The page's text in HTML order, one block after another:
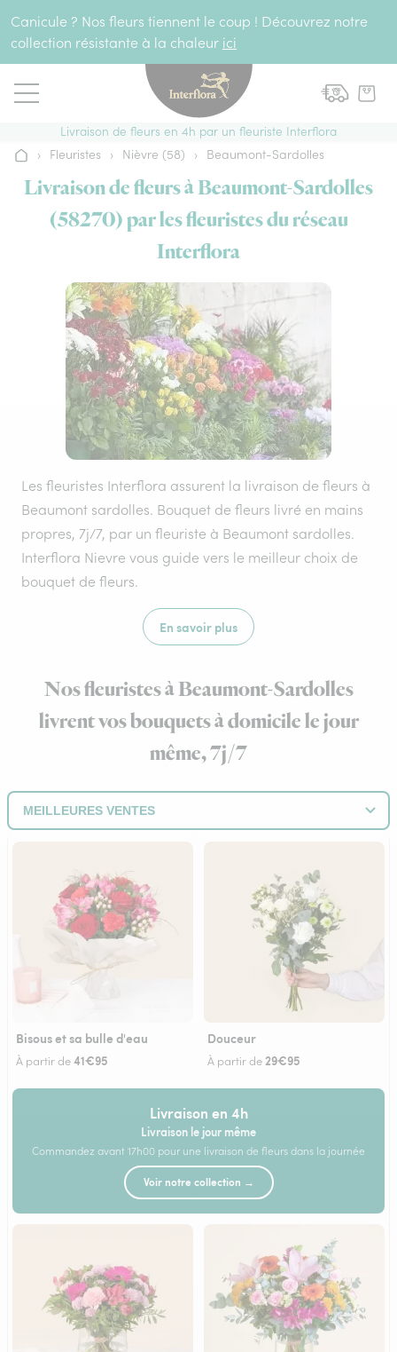
Canicule ? Nos fleurs tiennent le coup ! Découvrez notre
collection résistante à la chaleur ici
Livraison de fleurs en 4h par un fleuriste Interflora
Accueil
› Fleuristes › Nièvre (58) › Beaumont-Sardolles
Livraison de fleurs à Beaumont-Sardolles
(58270) par les fleuristes du réseau
Interflora
Les fleuristes Interflora assurent la livraison de fleurs à
Beaumont sardolles. Bouquet de fleurs livré en mains
propres, 7j/7, par un fleuriste à Beaumont sardolles.
Interflora Nievre vous guide vers le meilleur choix de
bouquet de fleurs.
En savoir plus
Nos fleuristes à Beaumont-Sardolles
livrent vos bouquets à domicile le jour
même, 7j/7
Bisous et sa bulle d'eau
À partir de41€95
Douceur
À partir de29€95
Livraison en 4h
Livraison le jour même
Commandez avant 17h00 pour une livraison de fleurs dans la journée
Voir notre collection →